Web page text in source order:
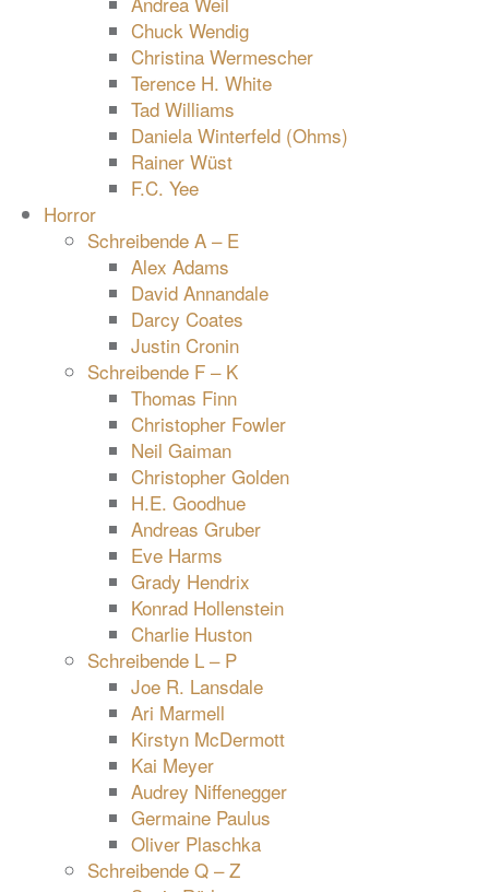
Chuck Wendig
Christina Wermescher
Terence H. White
Tad Williams
Daniela Winterfeld (Ohms)
Rainer Wüst
F.C. Yee
Horror
Schreibende A – E
Alex Adams
David Annandale
Darcy Coates
Justin Cronin
Schreibende F – K
Thomas Finn
Christopher Fowler
Neil Gaiman
Christopher Golden
H.E. Goodhue
Andreas Gruber
Eve Harms
Grady Hendrix
Konrad Hollenstein
Charlie Huston
Schreibende L – P
Joe R. Lansdale
Ari Marmell
Kirstyn McDermott
Kai Meyer
Audrey Niffenegger
Germaine Paulus
Oliver Plaschka
Schreibende Q – Z